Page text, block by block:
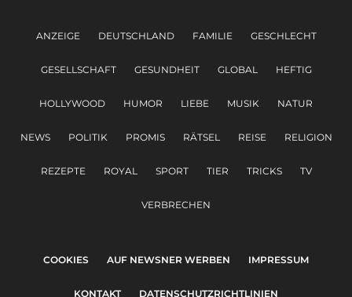
ANZEIGE DEUTSCHLAND FAMILIE GESCHLECHT
GESELLSCHAFT GESUNDHEIT GLOBAL HEFTIG
HOLLYWOOD HUMOR LIEBE MUSIK NATUR
NEWS POLITIK PROMIS RÄTSEL REISE RELIGION
REZEPTE ROYAL SPORT TIER TRICKS TV
VERBRECHEN
COOKIES AUF NEWSNER WERBEN IMPRESSUM
KONTAKT DATENSCHUTZRICHTLINIEN